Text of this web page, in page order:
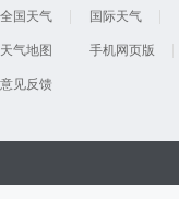
全国天气 国际天气
天气地图 手机网页版
意见反馈